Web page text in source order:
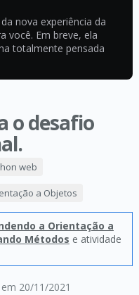
nova experiência da
você. Em breve, ela
totalmente pensada
o desafio
20/11/2021
web
a Objetos
a Orientação a
Métodos e atividade